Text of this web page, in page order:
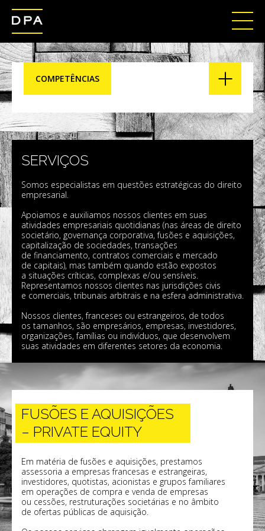
COMPETÊNCIAS
SERVIÇOS
Somos especialistas em questões estratégicas do direito
empresarial.
Apoiamos e auxiliamos nossos clientes em suas
atividades empresariais quotidianas (nas áreas de direito
societário, governança corporativa, fusões e aquisições,
capitalização de sociedades, transações
de financiamento, contratos comerciais e mercado
de capitais), mas também quando estão expostos
a situações críticas, complexas e/ou sensíveis.
Representamos nossos clientes nas jurisdições civis
e comerciais, tribunais arbitrais e na esfera administrativa.
Nossos clientes, franceses ou estrangeiros, de todos
os tamanhos, são empresários, empresas, investidores,
organizações, famílias ou indivíduos, que desenvolvem
suas atividades em diferentes setores da economia.
FUSÕES E AQUISIÇÕES
– PRIVATE EQUITY
Em matéria de fusões e aquisições, prestamos
assessoria a empresas francesas e estrangeiras,
investidores, quotistas, acionistas e grupos familiares
em operações de compra e venda de empresas
ou cessões, restruturações societárias e no âmbito
de ofertas públicas de aquisição.